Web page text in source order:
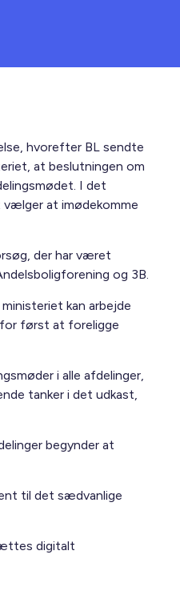
hvorefter BL sendte
at beslutningen om
I det
at imødekomme
der har været
og 3B.
kan arbejde
først at foreligge
i alle afdelinger,
tanker i det udkast,
begynder at
til det sædvanlige
digitalt